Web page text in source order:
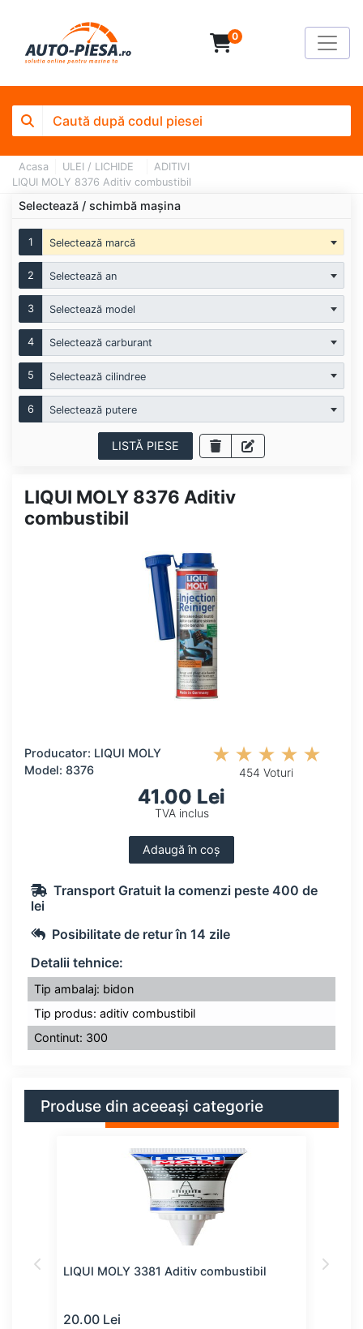
0
Acasa ULEI / LICHIDE
ADITIVI
LIQUI MOLY 8376 Aditiv combustibil
Selectează / schimbă mașina
1 Selectează marcă
2 Selectează an
3 Selectează model
4 Selectează carburant
5 Selectează cilindree
6 Selectează putere
LISTĂ PIESE
LIQUI MOLY 8376 Aditiv
combustibil
Producator: LIQUI MOLY
Model: 8376
454 Voturi
41.00 Lei
TVA inclus
Adaugă în coș
Transport Gratuit la comenzi peste 400 de
lei
Posibilitate de retur în 14 zile
Detalii tehnice:
Tip ambalaj: bidon
Tip produs: aditiv combustibil
Continut: 300
Produse din aceeași categorie
LIQUI MOLY 3381 Aditiv combustibil
20.00 Lei